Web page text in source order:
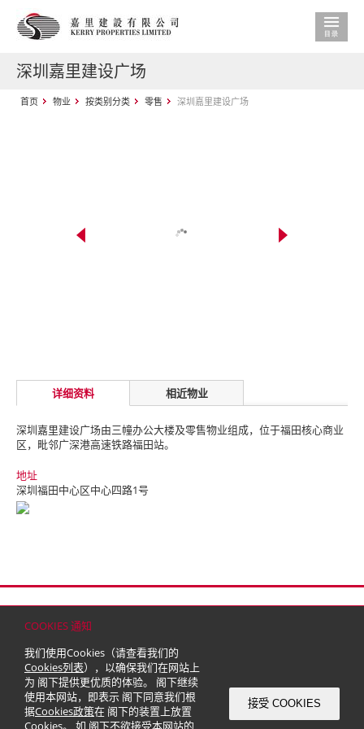
COOKIES 通知
我们使用Cookies（请查看我们的
Cookies列表），以确保我们在网站上
为 阁下提供更优质的体验。 阁下继续
使用本网站，即表示 阁下同意我们根
据Cookies政策在 阁下的装置上放置
Cookies。 如 阁下不欲接受本网站的
接受 COOKIES
深圳嘉里建设广场
首页 物业 按类别分类 零售 深圳嘉里建设广场
详细资料 相近物业
深圳嘉里建设广场由三幢办公大楼及零售物业组成，位于福田核心商业
区，毗邻广深港高速铁路福田站。
地址
深圳福田中心区中心四路1号
© 2026 嘉里建设有限公司 (于百慕达注册成立之有限公司)